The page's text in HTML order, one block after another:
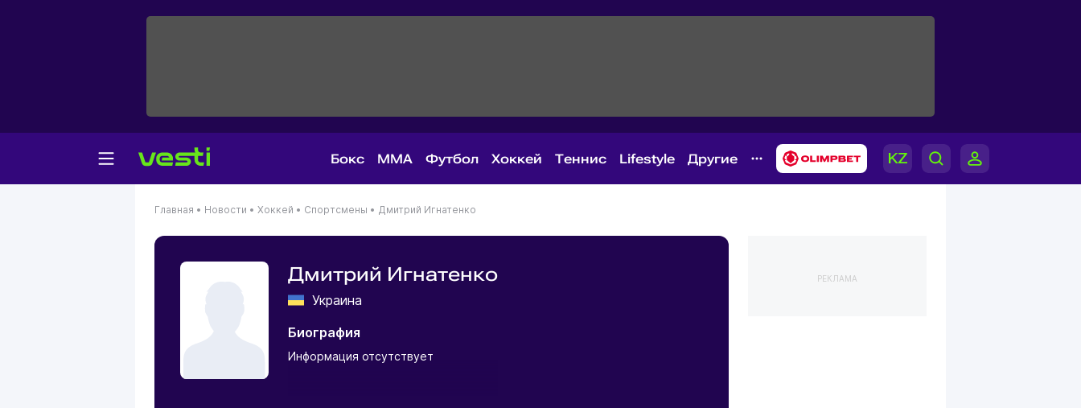
Бокс MMA Футбол Хоккей Теннис Lifestyle Другие
Главная • Новости • Хоккей • Спортсмены • Дмитрий Игнатенко
Дмитрий Игнатенко
Украина
Биография
Информация отсутствует
РЕКЛАМА